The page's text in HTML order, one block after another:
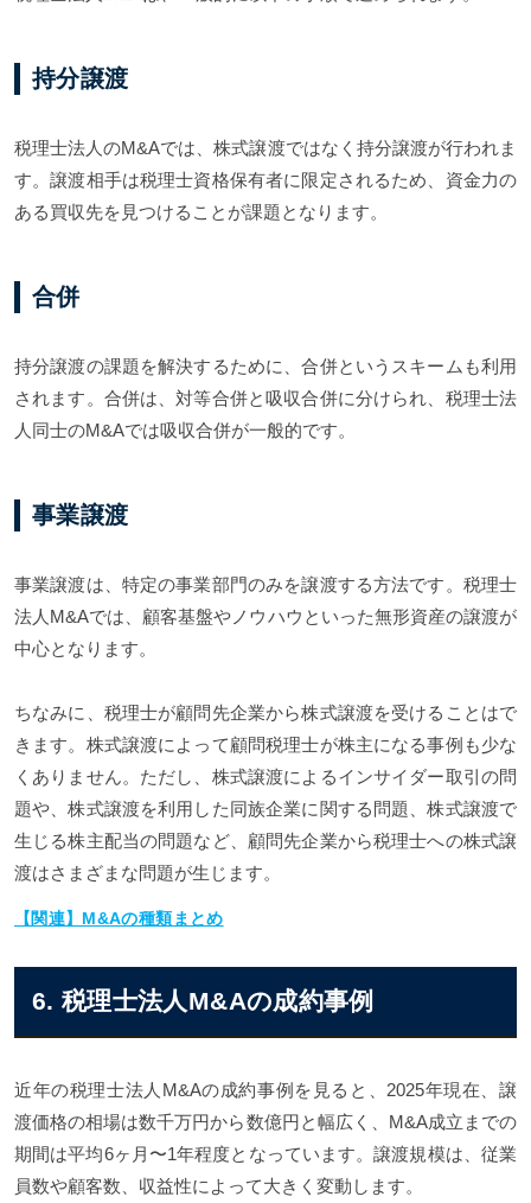
持分譲渡
税理士法人のM&Aでは、株式譲渡ではなく持分譲渡が行われま
す。譲渡相手は税理士資格保有者に限定されるため、資金力の
ある買収先を見つけることが課題となります。
合併
持分譲渡の課題を解決するために、合併というスキームも利用
されます。合併は、対等合併と吸収合併に分けられ、税理士法
人同士のM&Aでは吸収合併が一般的です。
事業譲渡
事業譲渡は、特定の事業部門のみを譲渡する方法です。税理士
法人M&Aでは、顧客基盤やノウハウといった無形資産の譲渡が
中心となります。
ちなみに、税理士が顧問先企業から株式譲渡を受けることはで
きます。株式譲渡によって顧問税理士が株主になる事例も少な
くありません。ただし、株式譲渡によるインサイダー取引の問
題や、株式譲渡を利用した同族企業に関する問題、株式譲渡で
生じる株主配当の問題など、顧問先企業から税理士への株式譲
渡はさまざまな問題が生じます。
【関連】M&Aの種類まとめ
6. 税理士法人M&Aの成約事例
近年の税理士法人M&Aの成約事例を見ると、2025年現在、譲
渡価格の相場は数千万円から数億円と幅広く、M&A成立までの
期間は平均6ヶ月〜1年程度となっています。譲渡規模は、従業
員数や顧客数、収益性によって大きく変動します。